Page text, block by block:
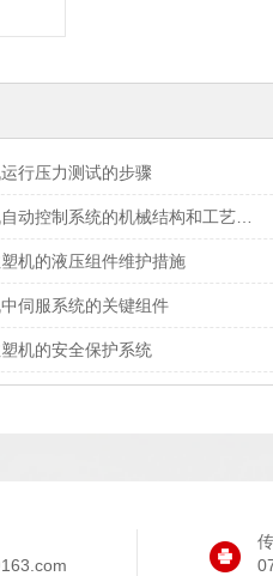
行压力测试的步骤
机的液压组件维护措施
伺服系统的关键组件
机的安全保护系统